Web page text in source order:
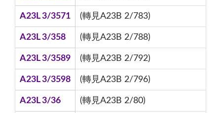
A23L 3/3571 (轉見A23B 2/783)
A23L 3/358 (轉見A23B 2/788)
A23L 3/3589 (轉見A23B 2/792)
A23L 3/3598 (轉見A23B 2/796)
A23L 3/36 (轉見A23B 2/80)